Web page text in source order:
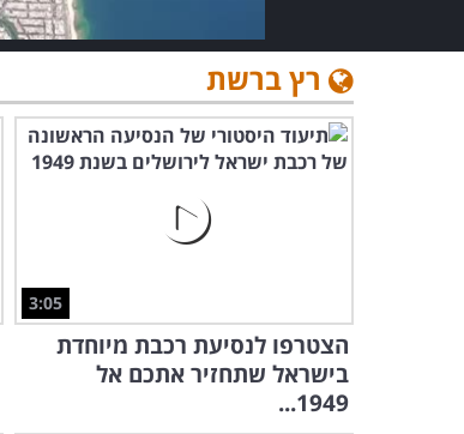
רץ ברשת
3:05
הצטרפו לנסיעת רכבת מיוחדת
בישראל שתחזיר אתכם אל
1949...